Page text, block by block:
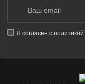
Я согласен с политикой